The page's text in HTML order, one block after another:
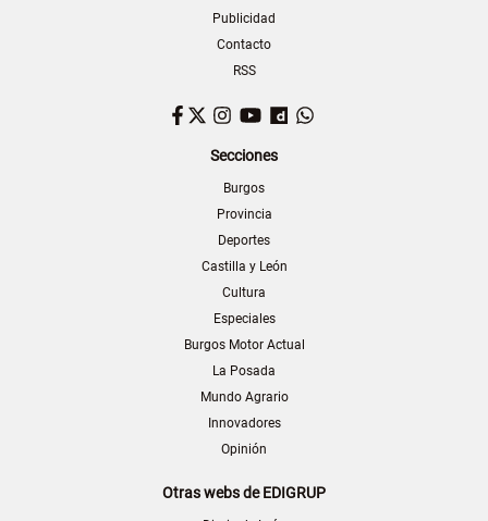
Publicidad
Contacto
RSS
Facebook
TwitterInstagram
YouTubeDailymotion
Secciones
Burgos
Provincia
Deportes
Castilla y León
Cultura
Especiales
Burgos Motor Actual
La Posada
Mundo Agrario
Innovadores
Opinión
Otras webs de EDIGRUP